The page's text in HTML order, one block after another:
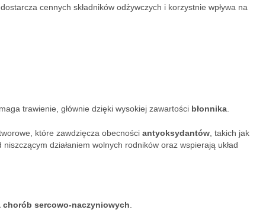
cennych składników odżywczych i korzystnie wpływa na
trawienie, głównie dzięki wysokiej zawartości błonnika
które zawdzięcza obecności antyoksydantów , takich jak
działaniem wolnych rodników oraz wspierają układ
sercowo-naczyniowych